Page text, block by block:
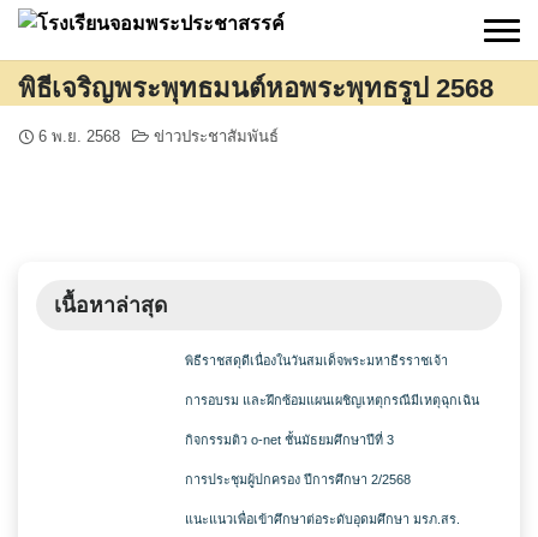
Skip
content
พิธีเจริญพระพุทธมนต์หอพระพุทธรูป 2568
6 พ.ย. 2568 ข่าวประชาสัมพันธ์
เนื้อหาล่าสุด
พิธีราชสดุดีเนื่องในวันสมเด็จพระมหาธีรราชเจ้า
การอบรม และฝึกซ้อมแผนเผชิญเหตุกรณีมีเหตุฉุกเฉิน
กิจกรรมติว o-net ชั้นมัธยมศึกษาปีที่ 3
การประชุมผู้ปกครอง ปีการศึกษา 2/2568
แนะแนวเพื่อเข้าศึกษาต่อระดับอุดมศึกษา มรภ.สร.